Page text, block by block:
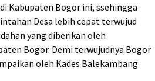
Kabupaten Bogor ini, ssehingga
Desa lebih cepat terwujud
yang diberikan oleh
Bogor. Demi terwujudnya Bogor
oleh Kades Balekambang